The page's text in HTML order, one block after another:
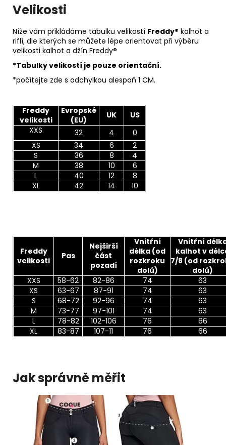
Velikosti
Níže vám přikládáme tabulku velikostí Freddy® kalhot a
riflí, dle kterých se můžete lépe orientovat při výběru
velikosti kalhot a džín Freddy®
*Tabulky velikostí je pouze orientační.
*počítejte zde s odchylkou alespoň 1 CM.
Freddy
velikosti
Evropské
(EU)
UK
US
XXS
32 4
0
XS
34 6
2
S
36 8
4
M
38 10
6
L
40 12
8
XL
42 14 10
Freddy
velikosti
Pas
Nejširší
část
pozadí
Vnitřní
délka (od
rozkroku
dolů)
Vnitřní
kalhot v
7/8 (od
dolů)
XXS
58-62 82-86 74
63
XS
63-67 87-91 74
63
S
68-72 92-96 74
63
M
73-77 97-101 74
63
L
78-82 102-106 76
66
XL
83-87 107-11 76 66
Jak správně měřit